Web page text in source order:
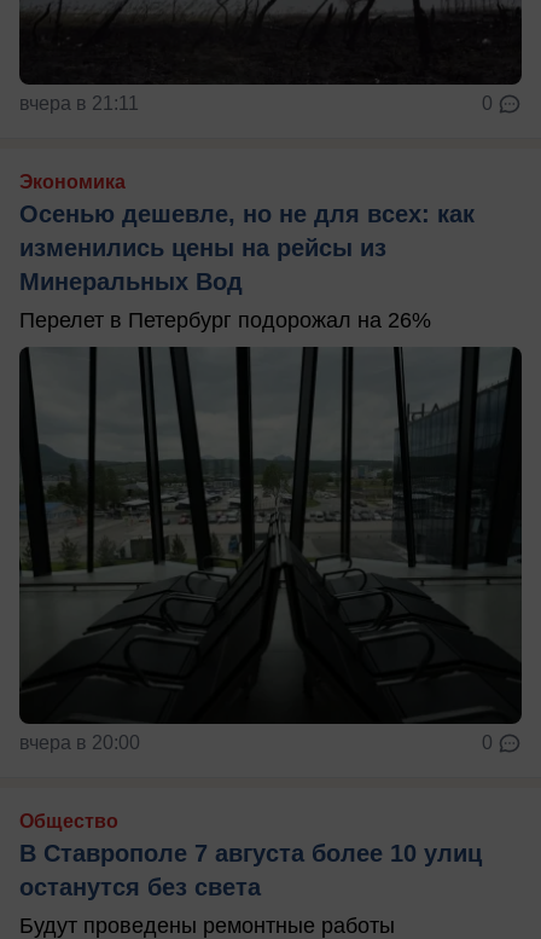
вчера в 21:11 0
Экономика
Осенью дешевле, но не для всех: как
изменились цены на рейсы из
Минеральных Вод
Перелет в Петербург подорожал на 26%
вчера в 20:00 0
Общество
В Ставрополе 7 августа более 10 улиц
останутся без света
Будут проведены ремонтные работы